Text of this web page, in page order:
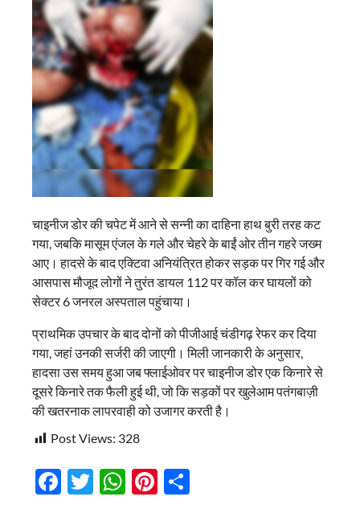
चाइनीज डोर की चपेट में आने से सन्नी का दाहिना हाथ बुरी तरह कट
गया, जबकि मासूम एंजल के गले और चेहरे के बाईं ओर तीन गहरे जख्म
आए। हादसे के बाद एक्टिवा अनियंत्रित होकर सड़क पर गिर गई और
आसपास मौजूद लोगों ने तुरंत डायल 112 पर कॉल कर घायलों को
सेक्टर 6 जनरल अस्पताल पहुंचाया।
प्राथमिक उपचार के बाद दोनों को पीजीआई चंडीगढ़ रेफर कर दिया
गया, जहां उनकी सर्जरी की जाएगी। मिली जानकारी के अनुसार,
हादसा उस समय हुआ जब फ्लाईओवर पर चाइनीज डोर एक किनारे से
दूसरे किनारे तक फैली हुई थी, जो कि सड़कों पर खुलेआम पतंगबाज़ी
की खतरनाक लापरवाही को उजागर करती है।
Post Views: 328
Facebook
Twitter
WhatsApp
Pinterest